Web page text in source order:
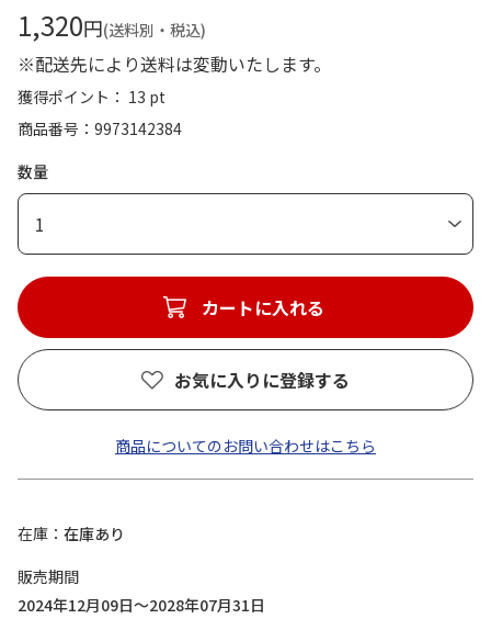
1,320円(送料別・税込)
※配送先により送料は変動いたします。
獲得ポイント： 13 pt
商品番号
9973142384
数量
1
カートに入れる
お気に入りに登録する
商品についてのお問い合わせはこちら
在庫
在庫あり
販売期間
2024年12月09日～2028年07月31日